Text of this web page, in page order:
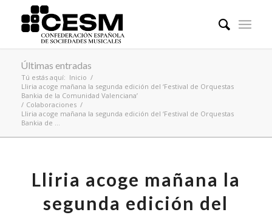
Últimas entradas
Tú estás aquí: Inicio /
Lliria acoge mañana la segunda edición del ‘Festival de Orquestas
Bankia de la Comunidad Valenciana’
/ Colaboraciones /
Lliria acoge mañana la segunda edición del ‘Festival de Orquestas
Bankia de ...
Lliria acoge mañana la
segunda edición del